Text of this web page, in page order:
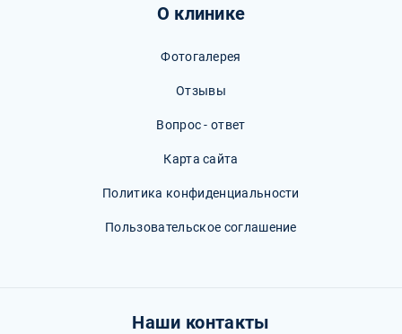
О клинике
Фотогалерея
Отзывы
Вопрос - ответ
Карта сайта
Политика конфиденциальности
Пользовательское соглашение
Наши контакты